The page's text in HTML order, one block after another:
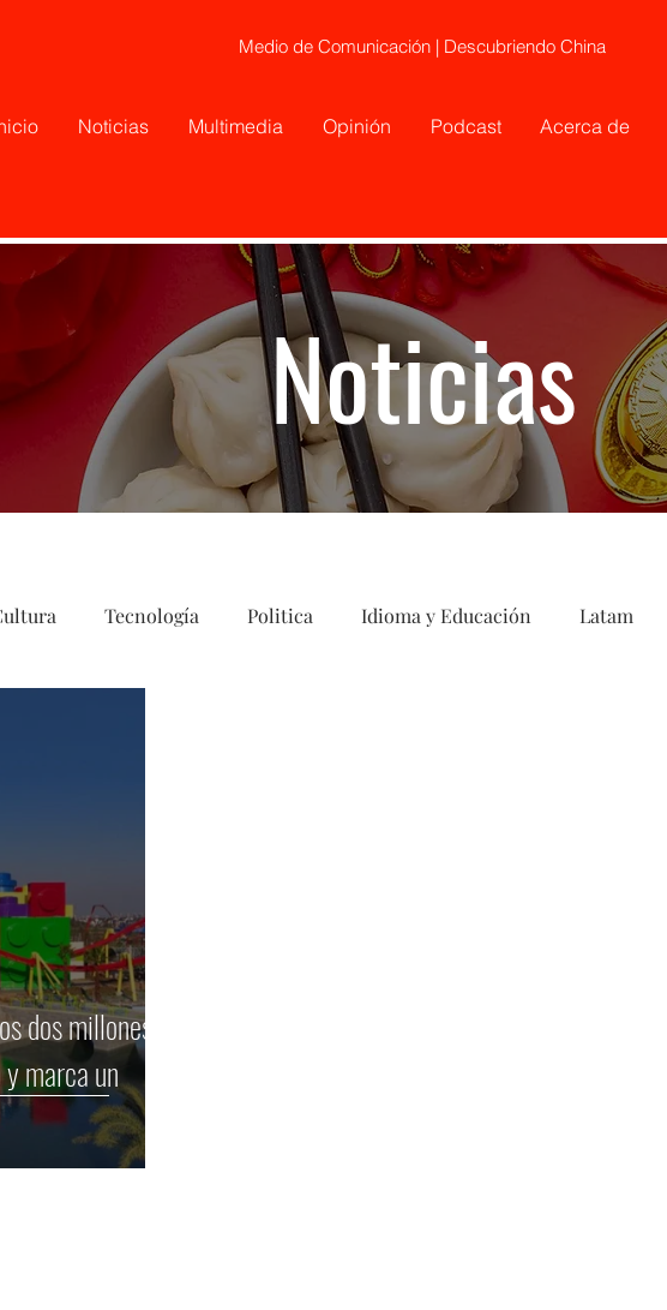
Medio de Comunicación | Descubriendo China
Noticias Multimedia Opinión Podcast Acerca de
Tecnología Politica Idioma y Educación Latam
dos millones
marca un
Noticias